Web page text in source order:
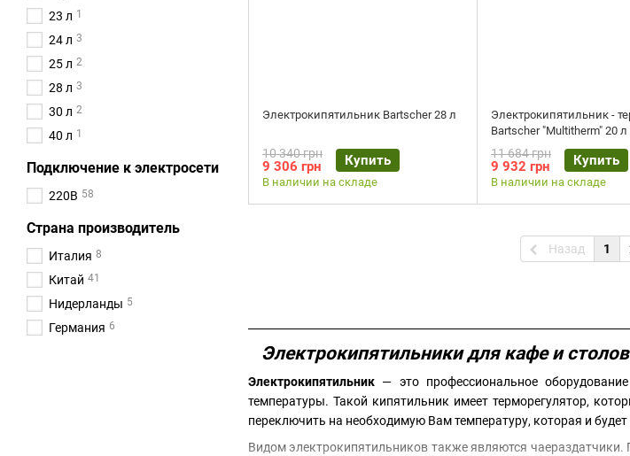
Электрокипятильники для кафе и
Электрокипятильник — это профессиональное
температуры. Такой кипятильник имеет терморегулятор,
переключить на необходимую Вам температуру, которая и
Видом электрокипятильников также являются
Электрокипятильник Bartscher 28 л
10 340 грн
9 306 грн Купить
В наличии на складе
Электрокипятильник -
Bartscher "Multitherm" 20 л
11 684 грн
9 932 грн Купить
В наличии на складе
Назад 1
23 л 1
24 л 3
25 л 2
28 л 3
30 л 2
40 л 1
Подключение к электросети
220В 58
Страна производитель
Италия 8
Китай 41
Нидерланды 5
Германия 6